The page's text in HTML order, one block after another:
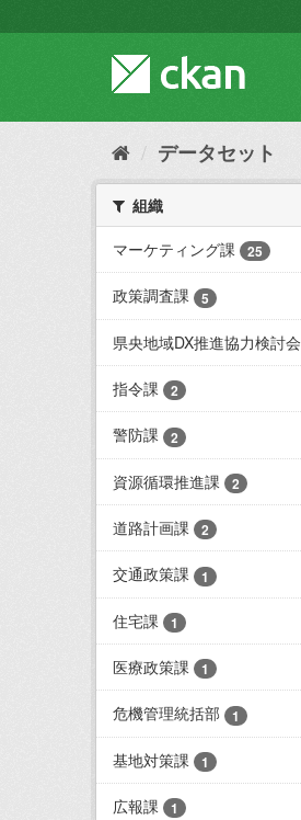
キ
て
データセット
組織
マーケティング課
25
政策調査課 5
県央地域DX推進協力検討会
指令課 2
警防課 2
資源循環推進課 2
道路計画課 2
交通政策課 1
住宅課 1
医療政策課 1
危機管理統括部 1
基地対策課 1
広報課 1